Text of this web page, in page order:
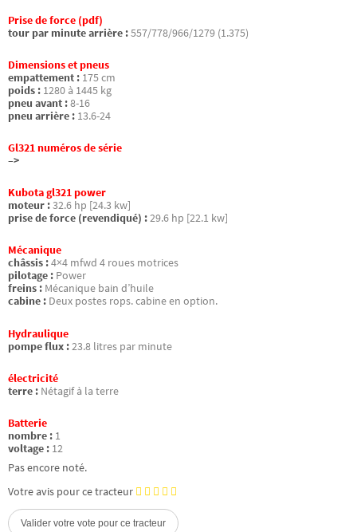
Prise de force (pdf)
tour par minute arrière :557/778/966/1279 (1.375)
Dimensions et pneus
empattement : 175 cm
poids : 1280 à 1445 kg
pneu avant :8-16
pneu arrière : 13.6-24
Gl321 numéros de série
–>
Kubota gl321 power
moteur :32.6 hp [24.3 kw]
prise de force (revendiqué) :29.6 hp [22.1 kw]
Mécanique
châssis :4×4 mfwd 4 roues motrices
pilotage : Power
freins : Mécanique bain d’huile
cabine : Deux postes rops. cabine en option.
Hydraulique
pompe flux :23.8 litres par minute
électricité
terre : Nétagif à la terre
Batterie
nombre : 1
voltage : 12
Pas encore noté.
Votre avis pour ce tracteur